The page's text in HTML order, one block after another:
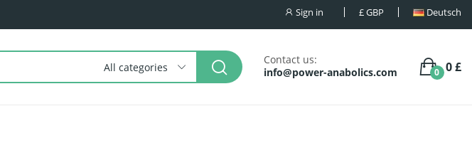
Sign in £GBP Deutsch
All categories
Contact us:
info@power-anabolics.com
0 £
0